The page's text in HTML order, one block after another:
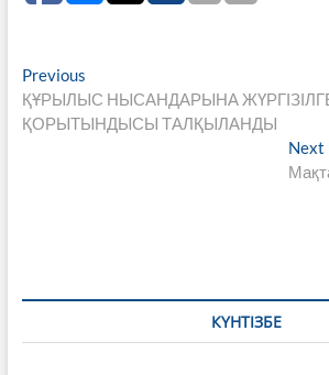
Навигация
по
PreviousPrevious
post:
ҚҰРЫЛЫС НЫСАНДАРЫНА
ҚОРЫТЫНДЫСЫ ТАЛҚЫЛАНДЫ
Next
КҮНТІЗБЕ